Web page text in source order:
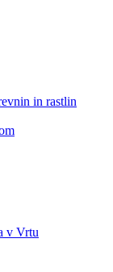
in rastlin
v Vrtu